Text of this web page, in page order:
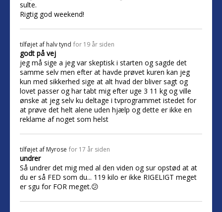
sulte.
Rigtig god weekend!
tilføjet af halv tynd for 19 år siden
godt på vej
jeg må sige a jeg var skeptisk i starten og sagde det
samme selv men efter at havde prøvet kuren kan jeg
kun med sikkerhed sige at alt hvad der bliver sagt og
lovet passer og har tabt mig efter uge 3 11 kg og ville
ønske at jeg selv ku deltage i tvprogrammet istedet for
at prøve det helt alene uden hjælp og dette er ikke en
reklame af noget som helst
tilføjet af Myrose for 17 år siden
undrer
Så undrer det mig med al den viden og sur opstød at at
du er så FED som du... 119 kilo er ikke RIGELIGT meget
er sgu for FOR meget.😕